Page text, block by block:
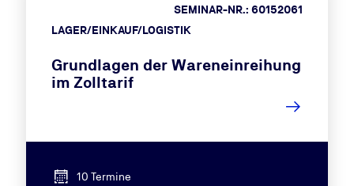
LAGER/EINKAUF/LOGISTIK
SEMINAR-NR.: 60152061
Grundlagen der Wareneinreihung
im Zolltarif
10 Termine